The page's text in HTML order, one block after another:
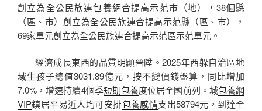
創立為全公民族連包養網合提高示范市（地），38個縣
（區、市）創立為全公民族連合提高示范縣（區、市），
69家單元創立為全公民族連合提高示范區示范單元。
經濟成長東西的品質明顯晉陞。2025年西躲自治區地
域生孩子總值3031.89億元，按不變價錢盤算，同比增加
7.0%，增速持續4個季短期包養度位居全國前列。城包養網
VIP鎮居平易近人均可安排包養感情支出58794元，到達全